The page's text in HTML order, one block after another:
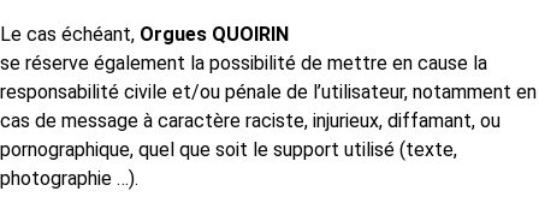
Le cas échéant, Orgues QUOIRIN
se réserve également la possibilité de mettre en cause la
responsabilité civile et/ou pénale de l’utilisateur, notamment en
cas de message à caractère raciste, injurieux, diffamant, ou
pornographique, quel que soit le support utilisé (texte,
photographie …).